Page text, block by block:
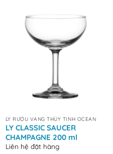
LY RƯỢU VANG THỦY TINH OCEAN
LY CLASSIC SAUCER
CHAMPAGNE 200 ml
Liên hệ đặt hàng